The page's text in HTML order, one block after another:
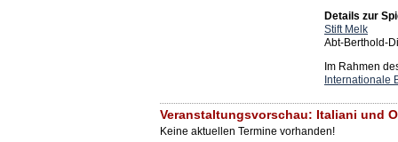
Details zur
Stift Melk
Abt-Berthold-
Im Rahmen
Internationale
Veranstaltungsvorschau: Italiani und
Keine aktuellen Termine vorhanden!